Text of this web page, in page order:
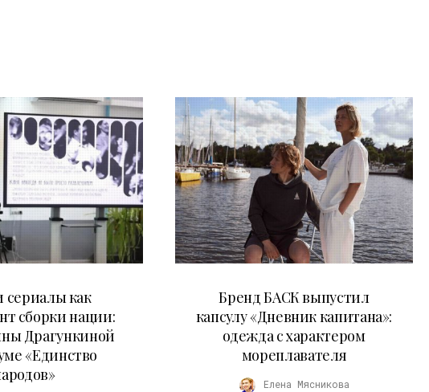
сериалы как
сборки нации:
Драгункиной
«Единство
Бренд БАСК выпустил
капсулу «Дневник капитана»:
одежда с характером
мореплавателя
Елена Мясникова